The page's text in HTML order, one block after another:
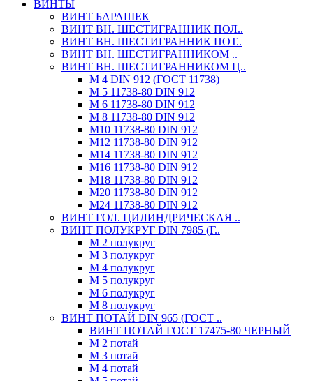
ВИНТЫ
ВИНТ БАРАШЕК
ВИНТ ВН. ШЕСТИГРАННИК ПОЛ..
ВИНТ ВН. ШЕСТИГРАННИК ПОТ..
ВИНТ ВН. ШЕСТИГРАННИКОМ ..
ВИНТ ВН. ШЕСТИГРАННИКОМ Ц..
М 4 DIN 912 (ГОСТ 11738)
М 5 11738-80 DIN 912
М 6 11738-80 DIN 912
М 8 11738-80 DIN 912
М10 11738-80 DIN 912
М12 11738-80 DIN 912
М14 11738-80 DIN 912
М16 11738-80 DIN 912
М18 11738-80 DIN 912
М20 11738-80 DIN 912
М24 11738-80 DIN 912
ВИНТ ГОЛ. ЦИЛИНДРИЧЕСКАЯ ..
ВИНТ ПОЛУКРУГ DIN 7985 (Г..
М 2 полукруг
М 3 полукруг
М 4 полукруг
М 5 полукруг
М 6 полукруг
М 8 полукруг
ВИНТ ПОТАЙ DIN 965 (ГОСТ ..
ВИНТ ПОТАЙ ГОСТ 17475-80 ЧЕРНЫЙ
М 2 потай
М 3 потай
М 4 потай